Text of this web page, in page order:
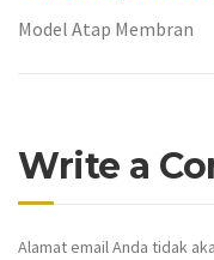
Model Atap Membran
Write a
Alamat email Anda tidak